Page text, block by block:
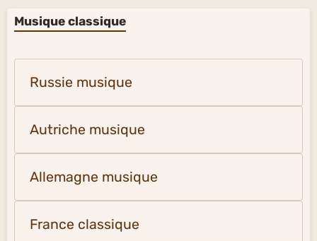
Musique classique
Russie musique
Autriche musique
Allemagne musique
France classique